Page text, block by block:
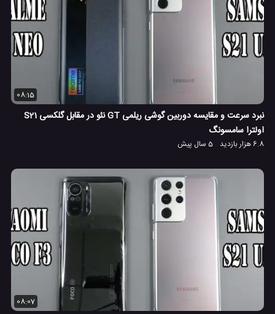
08:15
نبرد سرعت و مقایسه دوربین گوشی ریلمی GT نئو در مقابل گلکسی S21
اولترا سامسونگ
6.8 هزار بازدید 5 سال پیش
08:07